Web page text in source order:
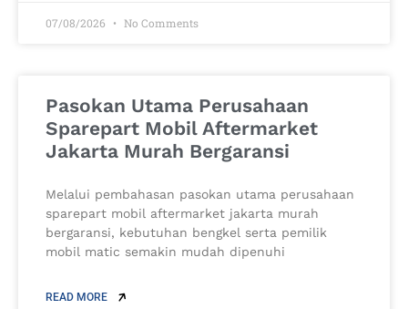
07/08/2026 No Comments
Pasokan Utama Perusahaan
Sparepart Mobil Aftermarket
Jakarta Murah Bergaransi
Melalui pembahasan pasokan utama perusahaan
sparepart mobil aftermarket jakarta murah
bergaransi, kebutuhan bengkel serta pemilik
mobil matic semakin mudah dipenuhi
READ MORE